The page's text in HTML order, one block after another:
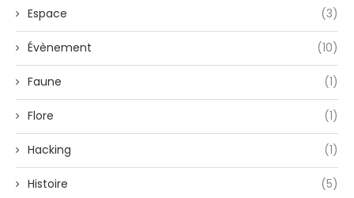
Espace (3)
Évènement (10)
Faune (1)
Flore (1)
Hacking (1)
Histoire (5)